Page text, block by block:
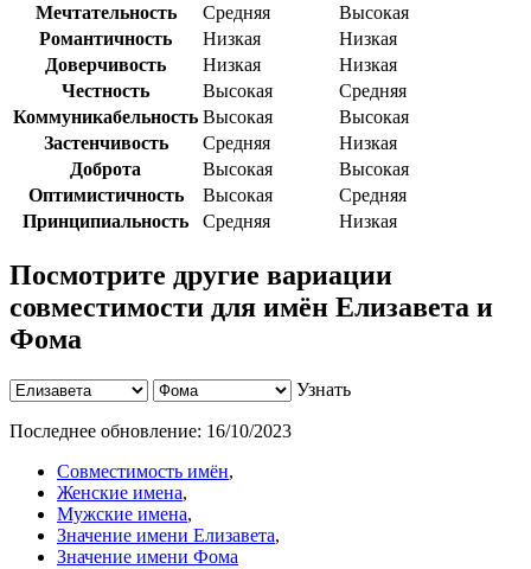
Мечтательность Средняя
Высокая
Романтичность
Низкая
Низкая
Доверчивость
Низкая
Низкая
Честность
Высокая
Средняя
Коммуникабельность Высокая
Высокая
Застенчивость
Средняя
Низкая
Доброта
Высокая
Высокая
Оптимистичность
Высокая
Средняя
Принципиальность
Средняя Низкая
Посмотрите другие вариации
совместимости для имён Елизавета и
Фома
Узнать
Последнее обновление: 16/10/2023
Совместимость имён,
Женские имена,
Мужские имена,
Значение имени Елизавета,
Значение имени Фома